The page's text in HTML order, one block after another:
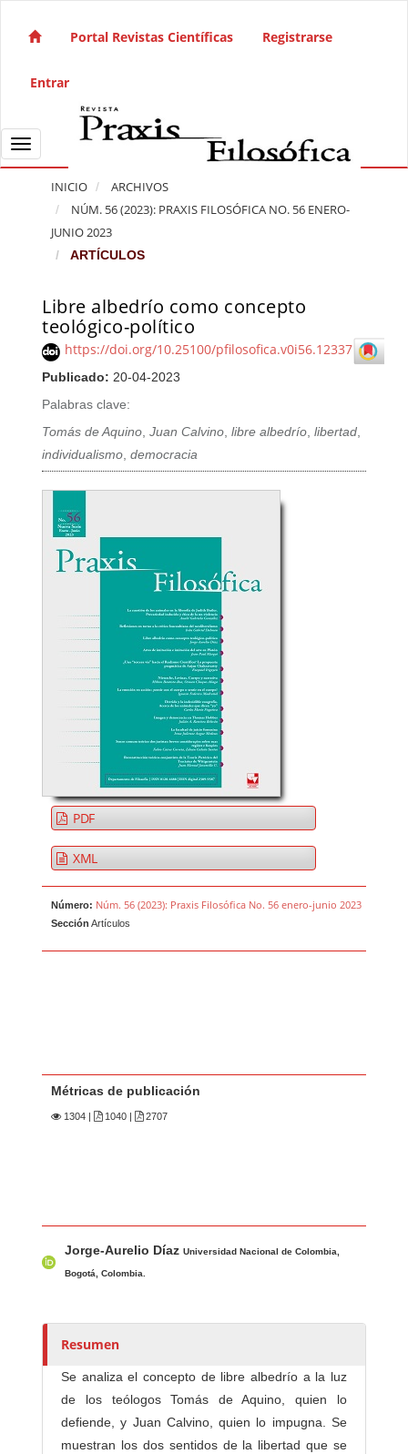
Navegación principal
Barra lateral
Portal Revistas Científicas Registrarse
Entrar
Toggle navigation
INICIO
ARCHIVOS
NÚM. 56 (2023): PRAXIS FILOSÓFICA NO. 56 ENERO-
JUNIO 2023
ARTÍCULOS
Libre albedrío como concepto
teológico-político
https://doi.org/10.25100/pfilosofica.v0i56.12337
Publicado: 20-04-2023
Palabras clave:
Tomás de Aquino,Juan Calvino,libre albedrío,libertad,
individualismo,democracia
Barra lateral del artículo
PDF
XML
Número: Núm. 56 (2023): Praxis Filosófica No. 56 enero-junio 2023
Sección Artículos
Métricas de publicación
1304 1040 | 2707
u
r
s
Jorge-Aurelio DíazUniversidad Nacional de Colombia,
Bogotá, Colombia.
Resumen
Se analiza el concepto de libre albedrío a la luz
de los teólogos Tomás de Aquino, quien lo
defiende, y Juan Calvino, quien lo impugna. Se
muestran los dos sentidos de la libertad que se